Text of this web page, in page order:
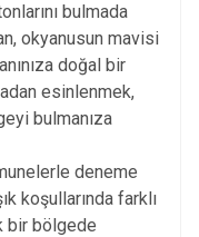
bulmada
okyanusun mavisi
doğal bir
esinlenmek,
bulmanıza
deneme
koşullarında farklı
bir bölgede